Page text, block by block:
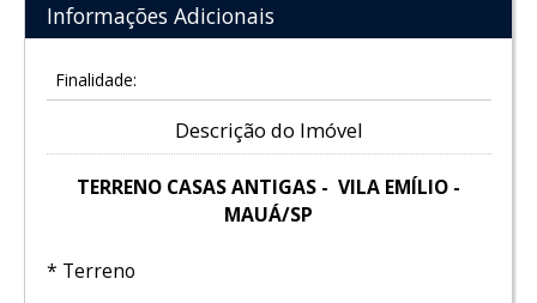
Informações Adicionais
Finalidade:
Descrição do Imóvel
TERRENO CASAS ANTIGAS - VILA EMÍLIO -
MAUÁ/SP
* Terreno